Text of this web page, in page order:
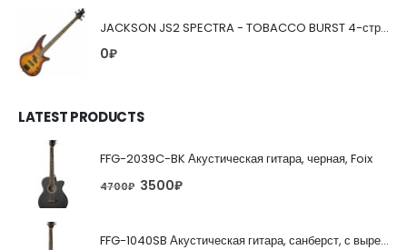
JACKSON JS2 SPECTRA - TOBACCO BURST 4-струнная бас-гитара
0₽
LATEST PRODUCTS
FFG-2039C-BK Акустическая гитара, черная, Foix
4700₽ 3500₽
FFG-1040SB Акустическая гитара, санберст, с вырезом, Foix